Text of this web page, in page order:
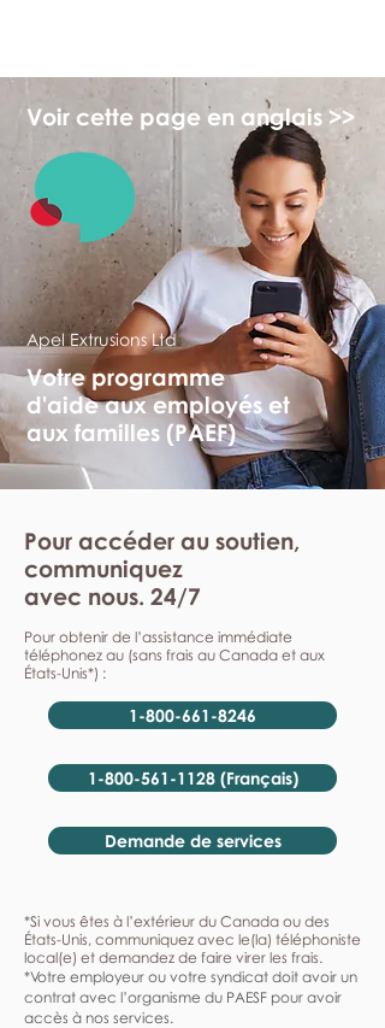
Voir cette page en anglais >>
Apel Extrusions Ltd
Votre programme
d'aide aux employés et
aux familles (PAEF)
Pour accéder au soutien,
communiquez
avec nous. 24/7
Pour obtenir de l’assistance immédiate
téléphonez au (sans frais au Canada et aux
États-Unis*) :
1-800-661-8246
1-800-561-1128 (Français)
Demande de services
*Si vous êtes à l’extérieur du Canada ou des
États-Unis, communiquez avec le(la) téléphoniste
local(e) et demandez de faire virer les frais.
*Votre employeur ou votre syndicat doit avoir un
contrat avec l’organisme du PAESF pour avoir
accès à nos services.